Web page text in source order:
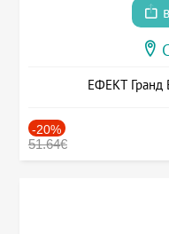
ЕФЕКТ Гранд
-20%
51.64€